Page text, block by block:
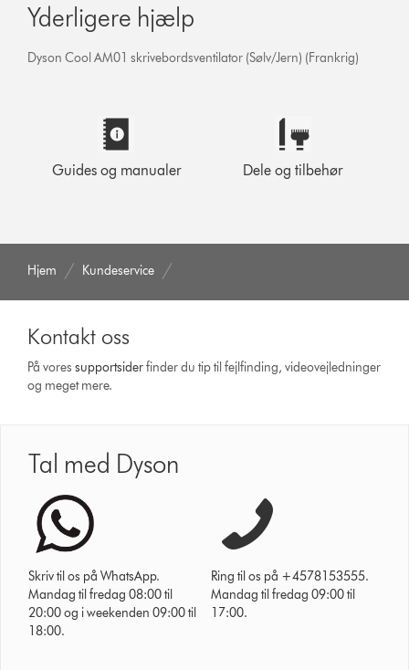
Yderligere hjælp
Dyson Cool AM01 skrivebordsventilator (Sølv/Jern) (Frankrig)
Guides og manualer Dele og tilbehør
Hjem Kundeservice
Kontakt oss
På voressupport­siderfinder du tip til fejlfinding, video­vejledninger
og meget mere.
Tal med Dyson
Skriv til os på WhatsApp.
Mandag til fredag 08:00 til
20:00 og i weekenden 09:00 til
18:00.
Ring til os på +4578153555.
Mandag til fredag 09:00 til
17:00.